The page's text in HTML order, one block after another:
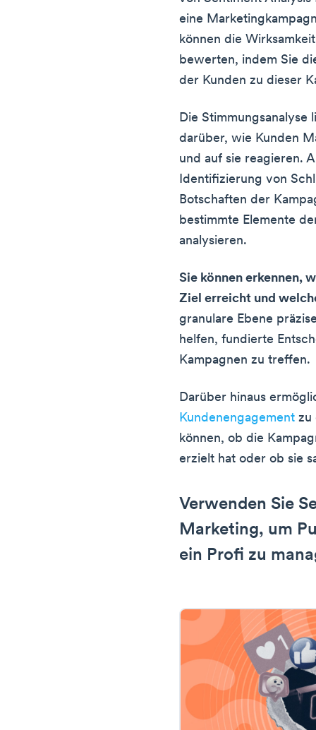
eine
können die
bewerten, indem Sie
der Kunden zu dieser
Die Stimmungsanalyse
darüber, wie Kunden
und auf sie reagieren.
Identifizierung von
Botschaften der
bestimmte Elemente
analysieren.
Sie können erkennen,
Ziel erreicht und
granulare Ebene
helfen, fundierte
Kampagnen zu treffen.
Darüber hinaus
Kundenengagement zu
können, ob die
erzielt hat oder ob sie
Verwenden Sie
Marketing, um
ein Profi zu